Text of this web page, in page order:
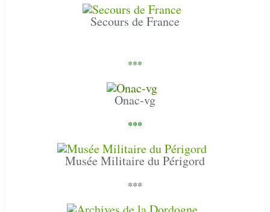
Secours de France
***
Onac-vg
***
Musée Militaire du Périgord
***